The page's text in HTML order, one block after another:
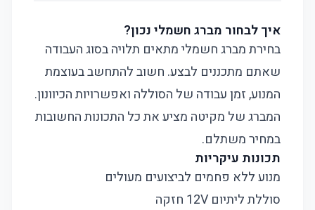
איך לבחור מברג חשמלי נכון?
בחירת מברג חשמלי מתאים תלויה בסוג העבודה
שאתם מתכננים לבצע. חשוב להתחשב בעוצמת
המנוע, זמן עבודה של הסוללה ואפשרויות הכיוונון.
המברג של מקיטה מציע את כל התכונות החשובות
במחיר משתלם.
תכונות עיקריות
מנוע ללא פחמים לביצועים מעולים
סוללת ליתיום 12V חזקה